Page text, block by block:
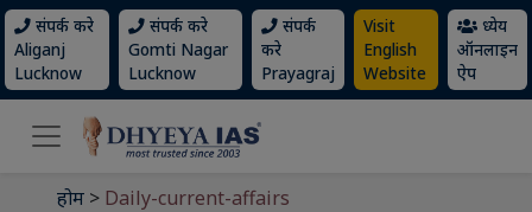
संपर्क करे
Aliganj
Lucknow
संपर्क करे
Gomti Nagar
Lucknow
संपर्क
करे
Prayagraj
Visit
English
Website
ध्येय
ऑनलाइन
ऐप
होम > Daily-current-affairs